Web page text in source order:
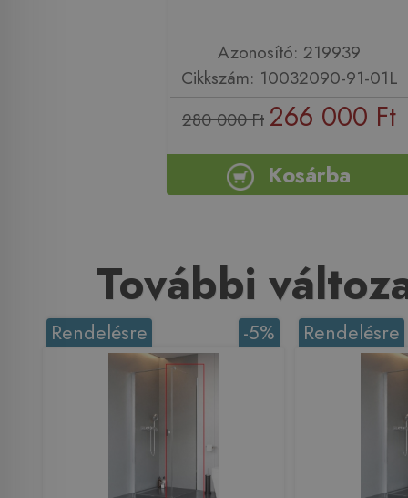
Azonosító: 219939
Cikkszám: 10032090-91-01L
280 000 Ft 266 000 Ft
Kosárba
További
-5%
Rendelésre Rendelésre